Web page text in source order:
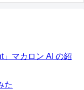
」マカロン AI の紹
た